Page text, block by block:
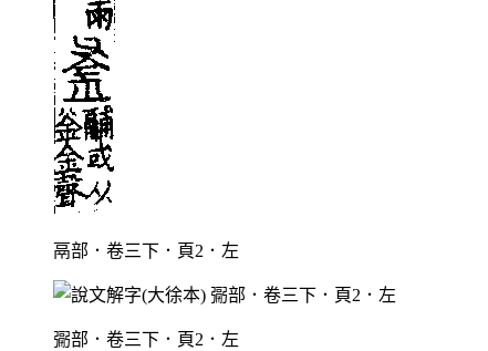
鬲部．卷三下．頁2．左
䰜部．卷三下．頁2．左